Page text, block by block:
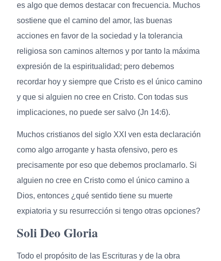
es algo que demos destacar con frecuencia. Muchos
sostiene que el camino del amor, las buenas
acciones en favor de la sociedad y la tolerancia
religiosa son caminos alternos y por tanto la máxima
expresión de la espiritualidad; pero debemos
recordar hoy y siempre que Cristo es el único camino
y que si alguien no cree en Cristo. Con todas sus
implicaciones, no puede ser salvo (Jn 14:6).
Muchos cristianos del siglo XXI ven esta declaración
como algo arrogante y hasta ofensivo, pero es
precisamente por eso que debemos proclamarlo. Si
alguien no cree en Cristo como el único camino a
Dios, entonces ¿qué sentido tiene su muerte
expiatoria y su resurrección si tengo otras opciones?
Soli Deo Gloria
Todo el propósito de las Escrituras y de la obra